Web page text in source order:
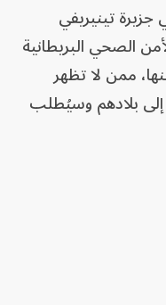
تينيريفي
الصحي البريطانية
ممن لا تظهر
إلى بلادهم وسيُطلب